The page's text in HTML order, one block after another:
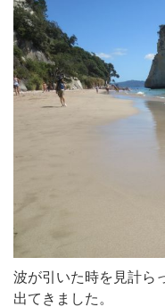
波が引いた時を見計ら
出てきました。